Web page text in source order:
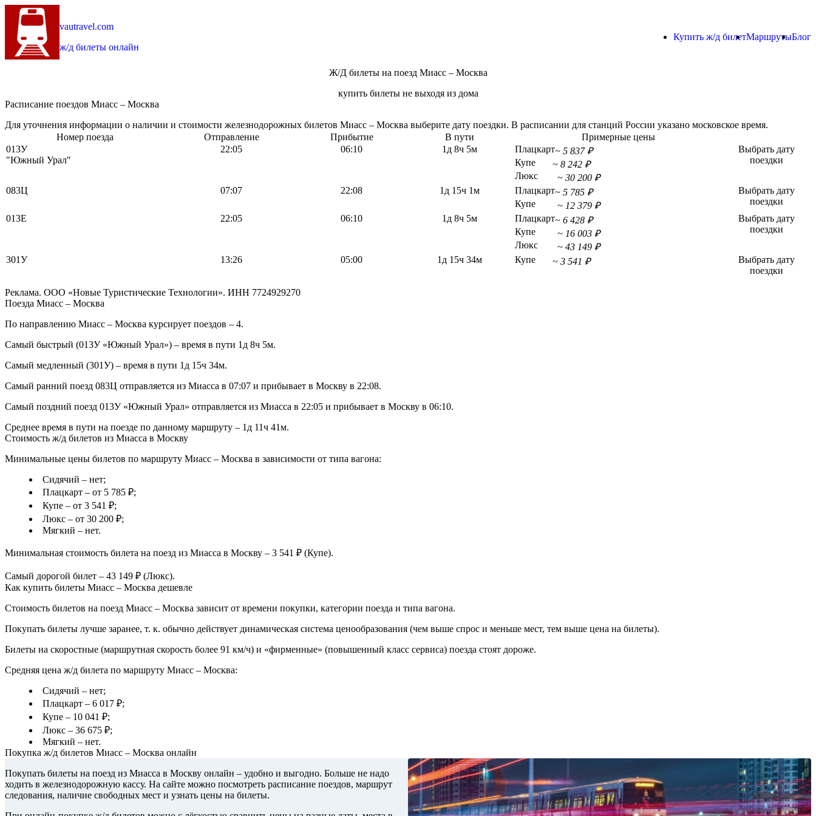
vautravel.com
ж/д билеты онлайн
Купить ж/д билетМаршрутыБлог
Ж/Д билеты на поезд Миасс – Москва
купить билеты не выходя из дома
Расписание поездов Миасс – Москва
Для уточнения информации о наличии и стоимости железнодорожных билетов Миасс – Москва выберите дату поездки. В расписании для станций России указано московское время.
Номер поезда
Отправление Прибытие В пути
Примерные цены
013У
"Южный Урал"
22:05 06:10 1д 8ч 5м Плацкарт~ 5 837 ₽
Купе
~ 8 242 ₽
Люкс
~ 30 200 ₽
Выбрать дату
поездки
083Ц 07:07 22:08 1д 15ч 1м Плацкарт~ 5 785 ₽
Купе
~ 12 379 ₽
Выбрать дату
поездки
013Е
22:05 06:10 1д 8ч 5м Плацкарт~ 6 428 ₽
Купе
~ 16 003 ₽
Люкс
~ 43 149 ₽
Выбрать дату
поездки
301У 13:26 05:00 1д 15ч 34м Купе ~ 3 541 ₽
Выбрать дату
поездки
Реклама. ООО «Новые Туристические Технологии». ИНН 7724929270
Поезда Миасс – Москва
По направлению Миасс – Москва курсирует поездов – 4.
Самый быстрый (013У «Южный Урал») – время в пути 1д 8ч 5м.
Самый медленный (301У) – время в пути 1д 15ч 34м.
Самый ранний поезд 083Ц отправляется из Миасса в 07:07 и прибывает в Москву в 22:08.
Самый поздний поезд 013У «Южный Урал» отправляется из Миасса в 22:05 и прибывает в Москву в 06:10.
Среднее время в пути на поезде по данному маршруту – 1д 11ч 41м.
Стоимость ж/д билетов из Миасса в Москву
Минимальные цены билетов по маршруту Миасс – Москва в зависимости от типа вагона:
Сидячий – нет;
Плацкарт – от 5 785 ₽;
Купе – от 3 541 ₽;
Люкс – от 30 200 ₽;
Мягкий – нет.
Минимальная стоимость билета на поезд из Миасса в Москву – 3 541 ₽ (Купе).
Самый дорогой билет – 43 149 ₽ (Люкс).
Как купить билеты Миасс – Москва дешевле
Стоимость билетов на поезд Миасс – Москва зависит от времени покупки, категории поезда и типа вагона.
Покупать билеты лучше заранее, т. к. обычно действует динамическая система ценообразования (чем выше спрос и меньше мест, тем выше цена на билеты).
Билеты на скоростные (маршрутная скорость более 91 км/ч) и «фирменные» (повышенный класс сервиса) поезда стоят дороже.
Средняя цена ж/д билета по маршруту Миасс – Москва:
Сидячий – нет;
Плацкарт – 6 017 ₽;
Купе – 10 041 ₽;
Люкс – 36 675 ₽;
Мягкий – нет.
Покупка ж/д билетов Миасс – Москва онлайн
Покупать билеты на поезд из Миасса в Москву онлайн – удобно и выгодно. Больше не надо
ходить в железнодорожную кассу. На сайте можно посмотреть расписание поездов, маршрут
следования, наличие свободных мест и узнать цены на билеты.